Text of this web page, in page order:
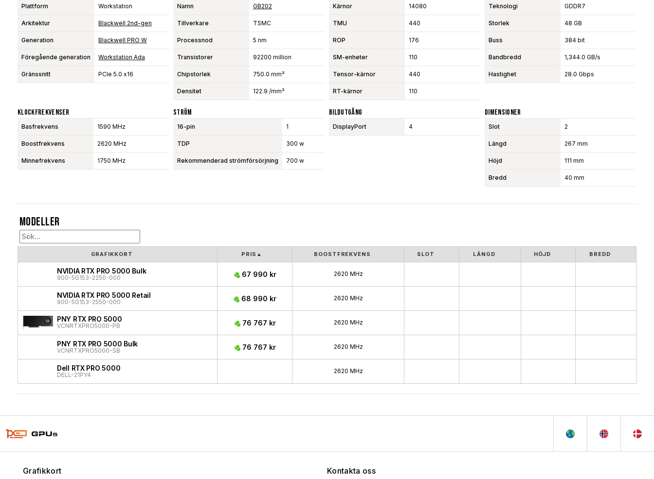
Plattform Workstation
Arkitektur Blackwell 2nd-gen
Generation Blackwell PRO W
Föregående generation Workstation Ada
Gränssnitt PCIe 5.0 x16
Namn GB202
Tillverkare TSMC
Processnod 5 nm
Transistorer 92200 million
Chipstorlek 750.0 mm²
Densitet 122.9 /mm²
Kärnor 14080
TMU 440
ROP 176
SM-enheter 110
Tensor-kärnor 440
RT-kärnor 110
Teknologi GDDR7
Storlek 48 GB
Buss 384 bit
Bandbredd 1,344.0 GB/s
Hastighet 28.0 Gbps
Klockfrekvenser
Basfrekvens 1590 MHz
Boostfrekvens 2620 MHz
Minnefrekvens 1750 MHz
Ström
16-pin 1
TDP 300 w
Rekommenderad strömförsörjning 700 w
Bildutgång
DisplayPort 4
Dimensioner
Slot 2
Längd 267 mm
Höjd 111 mm
Bredd 40 mm
Modeller
GRAFIKKORT PRIS ▲ BOOSTFREKVENS SLOT LÄNGD HÖJD BREDD
NVIDIA RTX PRO 5000 Bulk
900-5G153-2250-000 67 990 kr 2620 MHz
NVIDIA RTX PRO 5000 Retail
900-5G153-2550-000 68 990 kr 2620 MHz
PNY RTX PRO 5000
VCNRTXPRO5000-PB 76 767 kr 2620 MHz
PNY RTX PRO 5000 Bulk
VCNRTXPRO5000-SB 76 767 kr 2620 MHz
Dell RTX PRO 5000
DELL-21PY4
2620 MHz
Grafikkort Kontakta oss